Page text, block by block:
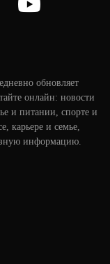
обновляет
онлайн: новости
и питании, спорте и
карьере и семье,
информацию.